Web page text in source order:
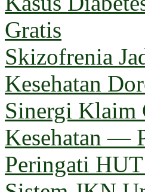
Gratis
Skizofrenia
Kesehatan
Sinergi Klaim
Kesehatan —
Peringati